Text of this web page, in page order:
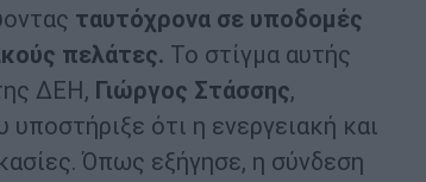
ταυτόχρονα σε υποδομές
πελάτες. Το στίγμα αυτής
ΔΕΗ, Γιώργος Στάσσης,
υποστήριξε ότι η ενεργειακή και
Όπως εξήγησε, η σύνδεση